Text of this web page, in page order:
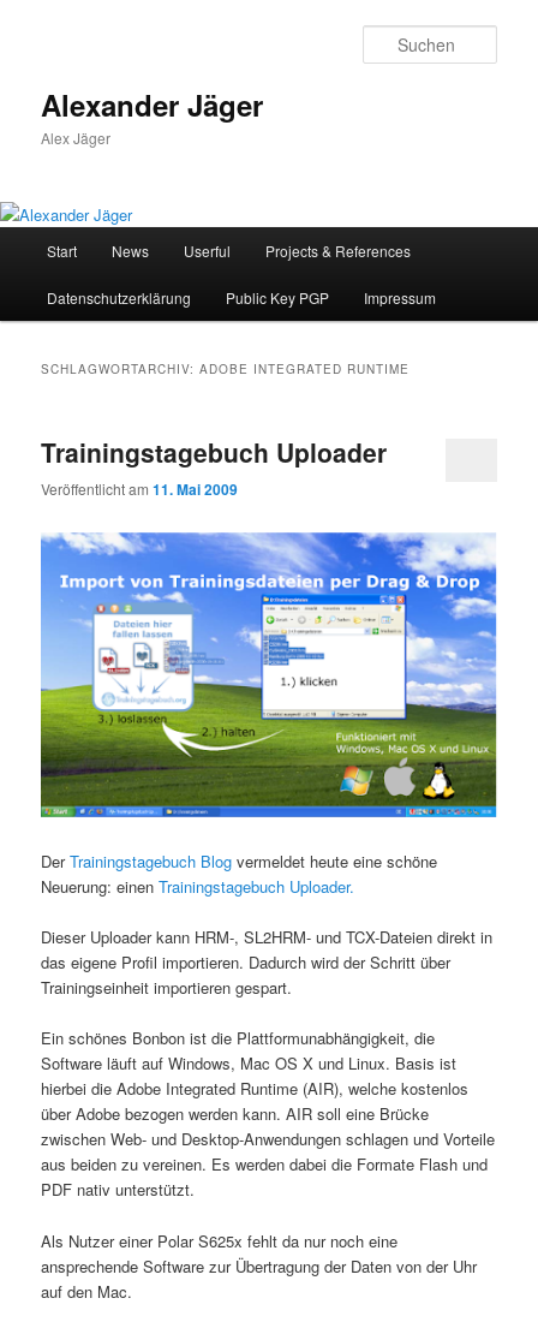
Alexander Jäger
Alex Jäger
Start News Userful Projects & References
Datenschutzerklärung Public Key PGP Impressum
SCHLAGWORTARCHIV:ADOBE INTEGRATED RUNTIME
Trainingstagebuch Uploader
Veröffentlicht am11. Mai 2009
DerTrainingstagebuch Blog vermeldet heute eine schöne
Neuerung: einenTrainingstagebuch Uploader.
Dieser Uploader kann HRM-, SL2HRM- und TCX-Dateien direkt in
das eigene Profil importieren. Dadurch wird der Schritt über
Trainingseinheit importieren gespart.
Ein schönes Bonbon ist die Plattformunabhängigkeit, die
Software läuft auf Windows, Mac OS X und Linux. Basis ist
hierbei die Adobe Integrated Runtime (AIR), welche kostenlos
über Adobe bezogen werden kann. AIR soll eine Brücke
zwischen Web- und Desktop-Anwendungen schlagen und Vorteile
aus beiden zu vereinen. Es werden dabei die Formate Flash und
PDF nativ unterstützt.
Als Nutzer einer Polar S625x fehlt da nur noch eine
ansprechende Software zur Übertragung der Daten von der Uhr
auf den Mac.